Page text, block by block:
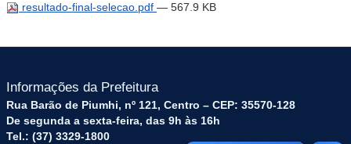
resultado-final-selecao.pdf — 567.9 KB
Informações da Prefeitura
Rua Barão de Piumhi, nº 121, Centro – CEP: 35570-128
De segunda a sexta-feira, das 9h às 16h
Tel.: (37) 3329-1800